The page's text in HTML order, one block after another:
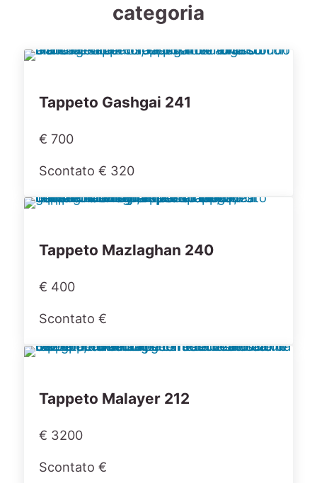
categoria
Tappeto Gashgai 241
€ 700
Scontato € 320
Tappeto Mazlaghan 240
€ 400
Scontato €
Tappeto Malayer 212
€ 3200
Scontato €